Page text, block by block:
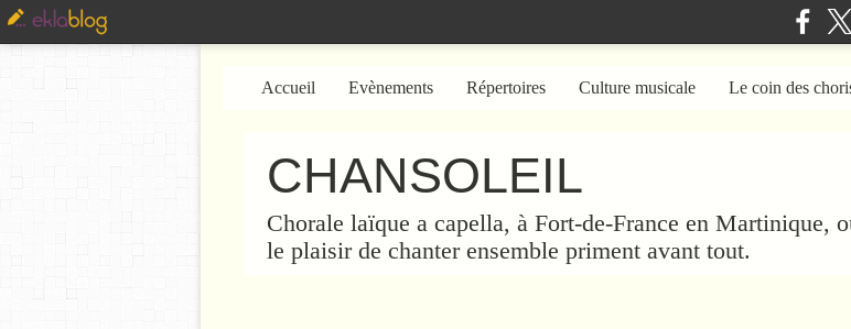
CHANSOLEIL
Chorale laïque a capella, à Fort-de-France en Martinique,
le plaisir de chanter ensemble priment avant tout.
Accueil Evènements Répertoires Culture musicale Le coin des